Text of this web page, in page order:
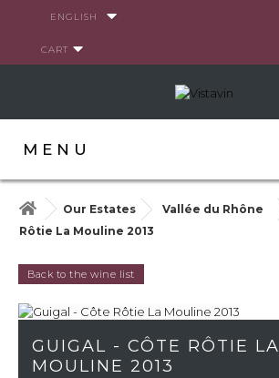
ENGLISH
CART
MENU
Our Estates Vallée du Rhône
Rôtie La Mouline 2013
Back to the wine list
GUIGAL - CÔTE RÔTIE LA
MOULINE 2013